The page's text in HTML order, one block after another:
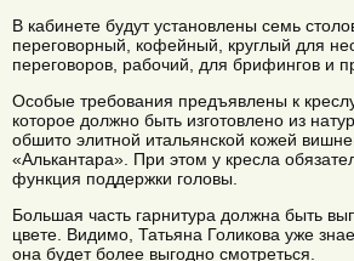
В кабинете будут установлены семь
переговорный, кофейный, круглый для
переговоров, рабочий, для брифингов и
Особые требования предъявлены к
которое должно быть изготовлено из
обшито элитной итальянской кожей
«Алькантара». При этом у кресла
функция поддержки головы.
Большая часть гарнитура должна быть
цвете. Видимо, Татьяна Голикова уже
она будет более выгодно смотреться.